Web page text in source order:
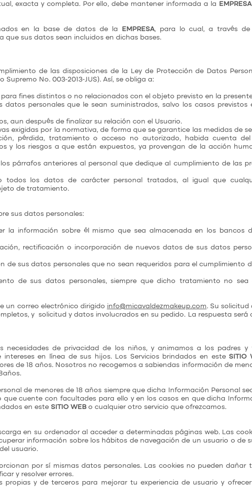
exacta y completa. Por ello, debe mantener informada a la
EMPRESA
en la base de datos de la EMPRESA, para lo cual, a través de
que sus datos sean incluidos en dichas bases.
de las disposiciones de la Ley de Protección de Datos
No. 003-2013-JUS). Así, se obliga a:
fines distintos o no relacionados con el objeto previsto en la
personales que le sean suministrados, salvo los casos previstos
aun después de finalizar su relación con el Usuario.
exigidas por la normativa, de forma que se garantice las medidas de
pérdida, tratamiento o acceso no autorizado, habida cuenta
y los riesgos a que están expuestos, ya provengan de la acción
párrafos anteriores al personal que dedique al cumplimiento de las
todos los datos de carácter personal tratados, al igual que
de tratamiento.
sus datos personales:
la información sobre él mismo que sea almacenada en los bancos
rectificación o incorporación de nuevos datos de sus datos
de sus datos personales que no sean requeridos para el cumplimiento
de sus datos personales, siempre que dicho tratamiento no sea
un correo electrónico dirigido info@micavaldezmakeup.com. Su solicitud
y solicitud y datos involucrados en su pedido. La respuesta será
necesidades de privacidad de los niños, y animamos a los padres
en línea de sus hijos. Los Servicios brindados en este SITIO
de 18 años. Nosotros no recogemos a sabiendas información de
de menores de 18 años siempre que dicha Información Personal
cuente con facultades para ello y en los casos en que dicha
en este SITIO WEB o cualquier otro servicio que ofrezcamos.
en su ordenador al acceder a determinadas páginas web. Las
información sobre los hábitos de navegación de un usuario o de
usuario.
por sí mismas datos personales. Las cookies no pueden dañar
y resolver errores.
propias y de terceros para mejorar tu experiencia de usuario y